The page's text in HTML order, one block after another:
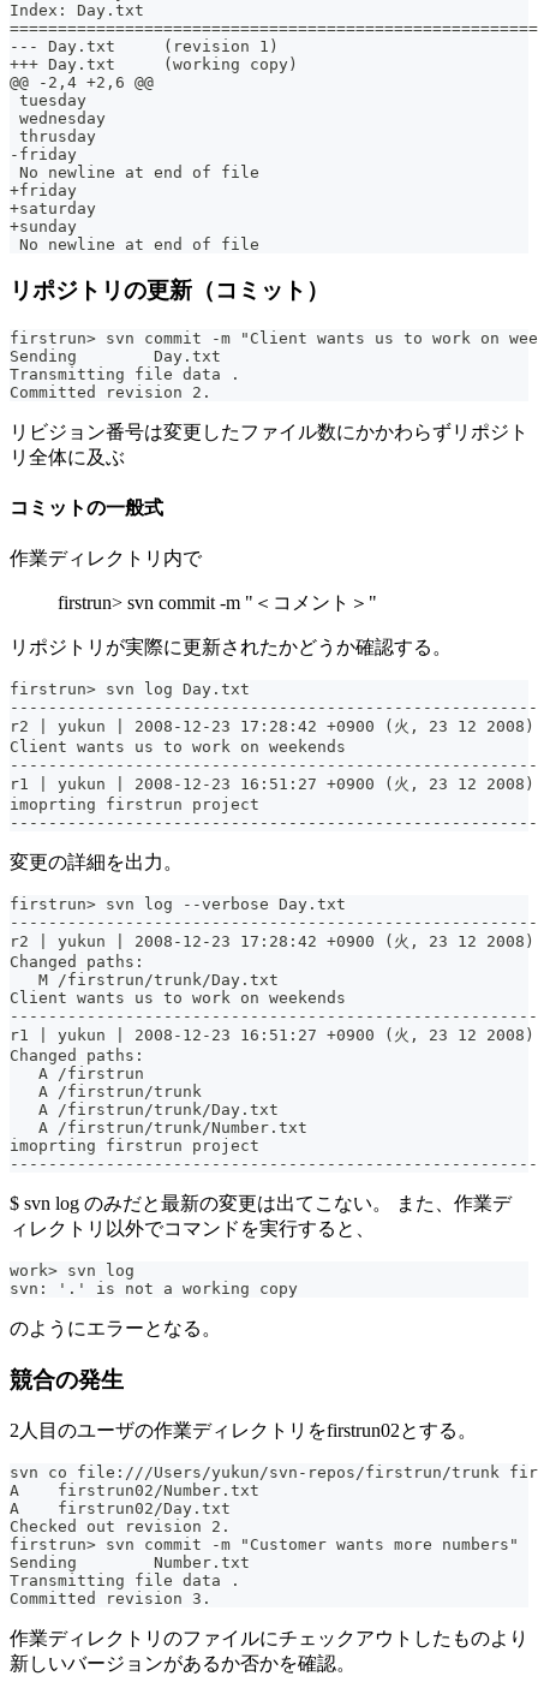
Index: Day.txt
--- Day.txt	(revision 1)
+++ Day.txt	(working copy)
@@ -2,4 +2,6 @@
tuesday
wednesday
thrusday
-friday
No newline at end of file
+friday
+saturday
+sunday
No newline at end of file
リポジトリの更新（コミット）
firstrun> svn commit -m "Client wants us to work on
Sending        Day.txt
Transmitting file data .
Committed revision 2.
リビジョン番号は変更したファイル数にかかわらずリポジト
リ全体に及ぶ
コミットの一般式
作業ディレクトリ内で
firstrun> svn commit -m "＜コメント＞"
リポジトリが実際に更新されたかどうか確認する。
firstrun> svn log Day.txt
r2 | yukun | 2008-12-23 17:28:42 +0900 (火, 23 12
Client wants us to work on weekends
r1 | yukun | 2008-12-23 16:51:27 +0900 (火, 23 12
imoprting firstrun project
変更の詳細を出力。
firstrun> svn log --verbose Day.txt
r2 | yukun | 2008-12-23 17:28:42 +0900 (火, 23 12
Changed paths:
   M /firstrun/trunk/Day.txt
Client wants us to work on weekends
r1 | yukun | 2008-12-23 16:51:27 +0900 (火, 23 12
Changed paths:
   A /firstrun
   A /firstrun/trunk
   A /firstrun/trunk/Day.txt
   A /firstrun/trunk/Number.txt
imoprting firstrun project
$ svn log のみだと最新の変更は出てこない。 また、作業デ
ィレクトリ以外でコマンドを実行すると、
work> svn log
svn: '.' is not a working copy
のようにエラーとなる。
競合の発生
2人目のユーザの作業ディレクトリをfirstrun02とする。
svn co file:///Users/yukun/svn-repos/firstrun/trunk
A    firstrun02/Number.txt
A    firstrun02/Day.txt
Checked out revision 2.
firstrun> svn commit -m "Customer wants more numbers"
Sending        Number.txt
Transmitting file data .
Committed revision 3.
作業ディレクトリのファイルにチェックアウトしたものより
新しいバージョンがあるか否かを確認。